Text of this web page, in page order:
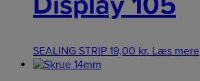
SEALING STRIP 19,00 kr. Læs mere